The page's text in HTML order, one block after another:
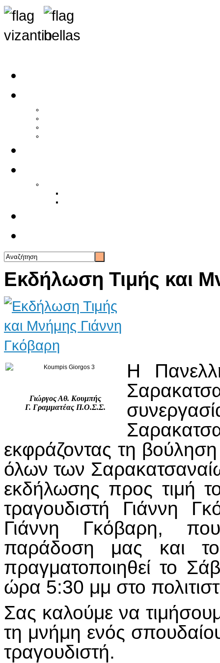
Εκδήλωση Τιμής και
Γιώργος Αθ. Κουμπής
Γ. Γραμματέας Π.Ο.Σ.Σ.
Η
εκφράζοντας τη
όλων των
εκδήλωσης προς τιμή
τραγουδιστή Γιάννη
Γιάννη Γκόβαρη,
παράδοση μας και
πραγματοποιηθεί το
ώρα 5:30 μμ στο
Σας καλούμε να
τη μνήμη ενός
τραγουδιστή.